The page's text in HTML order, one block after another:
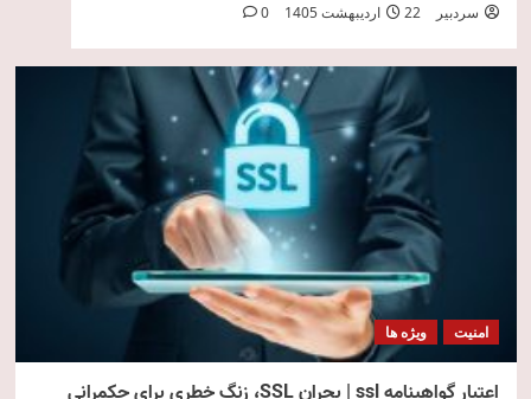
سردبیر 22 اردیبهشت 1405 0
امنیت ویژه ها